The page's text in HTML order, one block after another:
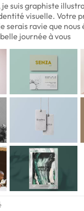
suis graphiste
visuelle. Votre
serais ravie que nous
journée à vous